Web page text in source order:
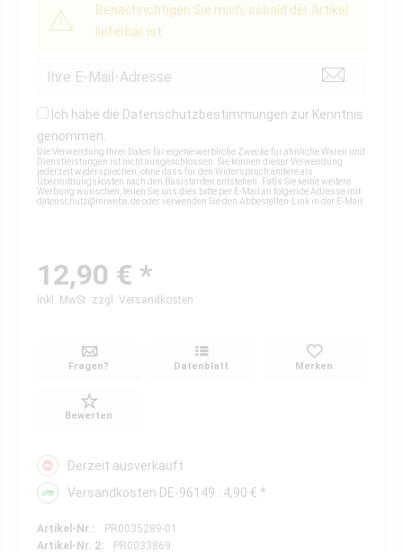
Benachrichtigen Sie mich, sobald der Artikel
lieferbar ist.
Ich habe die Datenschutzbestimmungen zur Kenntnis
genommen.
Die Verwendung Ihrer Daten für eigene werbliche Zwecke für ähnliche Waren und
Dienstleistungen ist nicht ausgeschlossen. Sie können dieser Verwendung
jederzeit widersprechen, ohne dass für den Widerspruch andere als
Übermittlungskosten nach den Basistarifen entstehen. Falls Sie keine weitere
Werbung wünschen, teilen Sie uns dies bitte per E-Mail an folgende Adresse mit:
datenschutz@miweba.deoder verwenden Sie den Abbestellen-Link in der E-Mail.
12,90 € *
inkl. MwSt. zzgl. Versandkosten
Fragen? Datenblatt Merken
Bewerten
Derzeit ausverkauft
Versandkosten DE-96149 : 4,90 € *
Artikel-Nr.:
PR0035289-01
Artikel-Nr. 2:
PR0033869